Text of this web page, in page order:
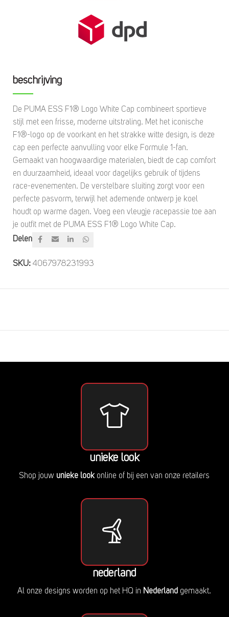
beschrijving
De PUMA ESS F1® Logo White Cap combineert sportieve
stijl met een frisse, moderne uitstraling. Met het iconische
F1®-logo op de voorkant en het strakke witte design, is deze
cap een perfecte aanvulling voor elke Formule 1-fan.
Gemaakt van hoogwaardige materialen, biedt de cap comfort
en duurzaamheid, ideaal voor dagelijks gebruik of tijdens
race-evenementen. De verstelbare sluiting zorgt voor een
perfecte pasvorm, terwijl het ademende ontwerp je koel
houdt op warme dagen. Voeg een vleugje racepassie toe aan
je outfit met de PUMA ESS F1® Logo White Cap.
Delen
SKU: 4067978231993
unieke look
Shop jouw unieke lookonline of bij een van onze retailers
nederland
Al onze designs worden op het HQ in Nederland gemaakt.